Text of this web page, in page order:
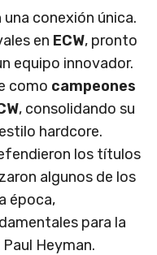
conexión única.
en ECW, pronto
equipo innovador.
como campeones
, consolidando su
hardcore.
los títulos
algunos de los
época,
para la
Heyman.